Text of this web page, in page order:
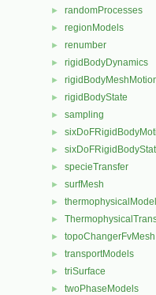
► randomProcesses
► regionModels
► renumber
► rigidBodyDynamics
►
► rigidBodyState
► sampling
►
►
► specieTransfer
► surfMesh
►
►
► topoChangerFvMesh
► transportModels
► triSurface
► twoPhaseModels